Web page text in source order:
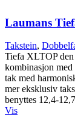
Laumans
Takstein,
Tiefa XLTOP den
kombinasjon
tak med
mer eksklusiv
benyttes 12,4-
Vis